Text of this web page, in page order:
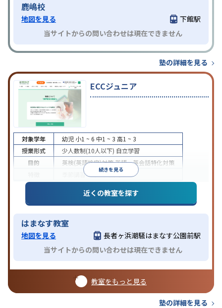
鹿嶋校
地図を見る
下館駅
当サイトからの問い合わせは現在できません
塾の詳細を見る
ECCジュニア
続きを見る
対象学年 幼児 小1 ~ 6 中1 ~ 3 高1 ~ 3
授業形式
少人数制(10人以下) 自立学習
目的
英検(英語検定)対策英語・英会話特化対策
季節講習のみの受講可
近くの教室を探す
はまなす教室
地図を見る
長者ヶ浜潮騒はまなす公園前駅
当サイトからの問い合わせは現在できません
教室をもっと見る
塾の詳細を見る